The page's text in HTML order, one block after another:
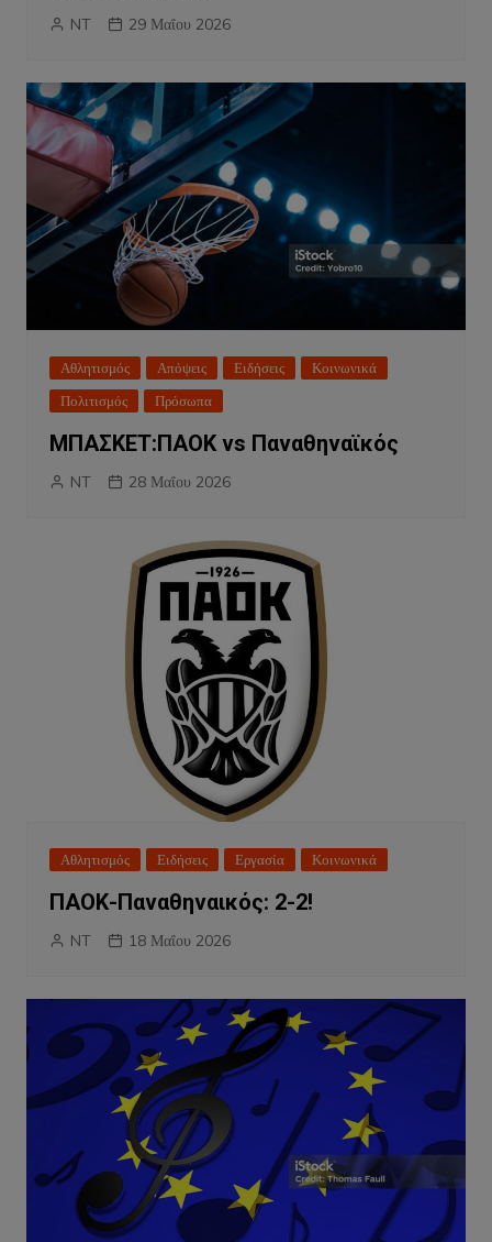
NT 29 Μαΐου 2026
Αθλητισμός Απόψεις Ειδήσεις
Κοινωνικά
Πολιτισμός
Πρόσωπα
ΜΠΑΣΚΕΤ:ΠΑΟΚ vs Παναθηναϊκός
NT 28 Μαΐου 2026
Αθλητισμός Ειδήσεις Εργασία Κοινωνικά
ΠΑΟΚ-Παναθηναικός: 2-2!
NT 18 Μαΐου 2026